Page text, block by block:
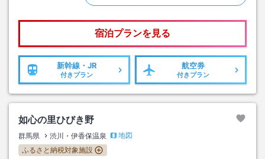
宿泊プランを見る
新幹線・JR
付きプラン
航空券
付きプラン
如心の里ひびき野
群馬県 渋川・伊香保温泉
地図
ふるさと納税対象施設